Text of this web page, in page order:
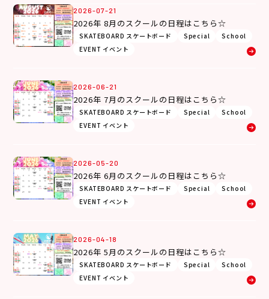
2026-07-21
2026年 8月のスクールの日程はこちら☆
SKATEBOARD スケートボード Special
School
EVENT イベント
2026-06-21
2026年 7月のスクールの日程はこちら☆
SKATEBOARD スケートボード Special
School
EVENT イベント
2026-05-20
2026年 6月のスクールの日程はこちら☆
SKATEBOARD スケートボード Special
School
EVENT イベント
2026-04-18
2026年 5月のスクールの日程はこちら☆
SKATEBOARD スケートボード Special
School
EVENT イベント